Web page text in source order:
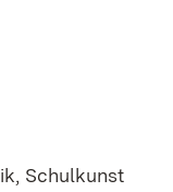
Schulkunst